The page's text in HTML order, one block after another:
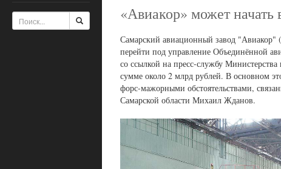
«Авиакор» может
Самарский авиационный завод
перейти под управление Объединённой
со ссылкой на пресс-службу
сумме около 2 млрд рублей. В основном
форс-мажорными обстоятельствами,
Самарской области Михаил Жданов.